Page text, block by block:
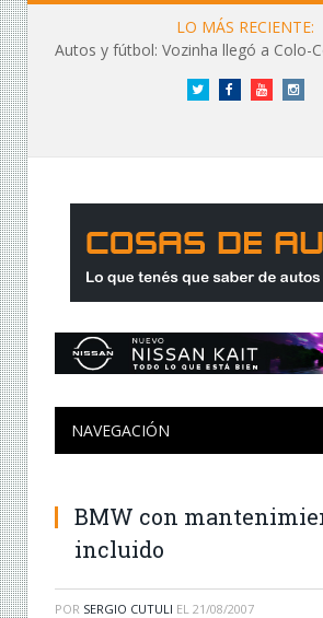
LO MÁS RECIENTE:
Twitter FacebookYouTube
NAVEGACIÓN
BMW con
incluido
POR SERGIO CUTULI EL 21/08/2007